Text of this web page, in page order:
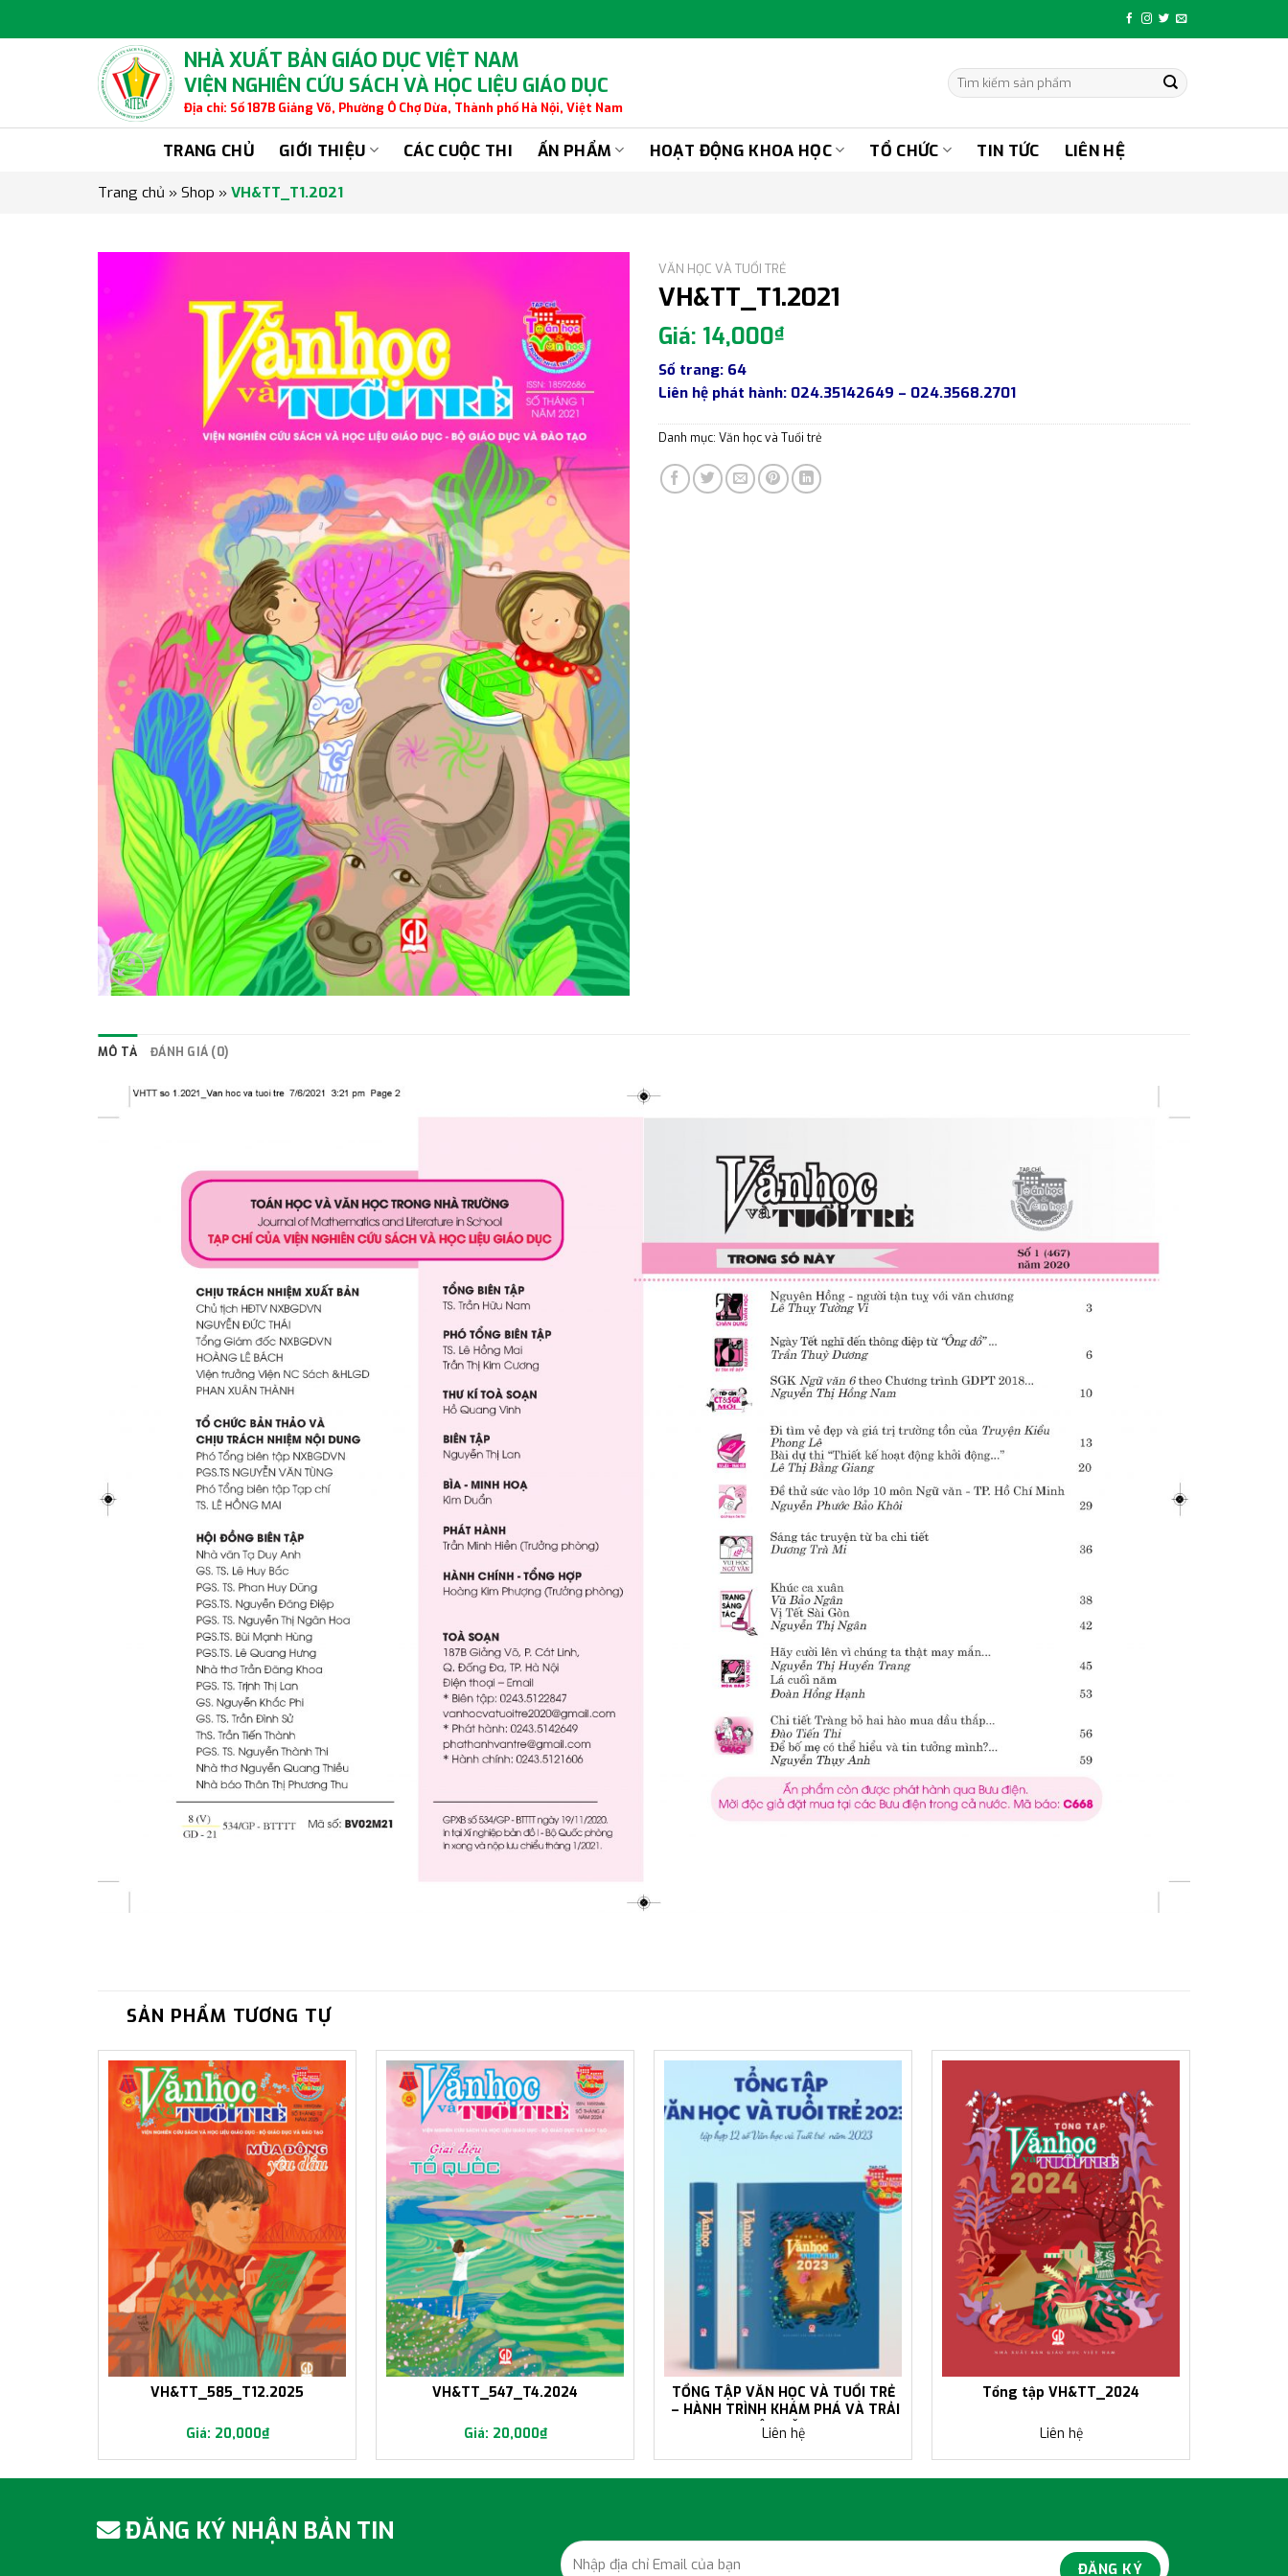
to
NHÀ XUẤT BẢN GIÁO DỤC VIỆT NAM
VIỆN NGHIÊN CỨU SÁCH VÀ HỌC LIỆU GIÁO DỤC
Địa chỉ: Số 187B Giảng Võ, Phường Ô Chợ Dừa, Thành phố Hà Nội, Việt Nam
Tìm
kiếm:
TRANG CHỦ GIỚI THIỆU CÁC CUỘC THI ẤN PHẨM HOẠT ĐỘNG KHOA HỌC TỔ CHỨC TIN TỨC LIÊN HỆ
Trang chủ » Shop » VH&TT_T1.2021
VĂN HỌC VÀ TUỔI TRẺ
VH&TT_T1.2021
14,000₫
Số trang: 64
Liên hệ phát hành: 024.35142649 – 024.3568.2701
Danh mục: Văn học và Tuổi trẻ
MÔ TẢ ĐÁNH GIÁ (0)
SẢN PHẨM TƯƠNG TỰ
VH&TT_585_T12.2025
20,000₫
VH&TT_547_T4.2024
20,000₫
TỔNG TẬP VĂN HỌC VÀ TUỔI TRẺ
– HÀNH TRÌNH KHÁM PHÁ VÀ TRẢI
NGHIỆM VĂN HỌC
Liên hệ
Tổng tập VH&TT_2024
Liên hệ
ĐĂNG KÝ NHẬN BẢN TIN